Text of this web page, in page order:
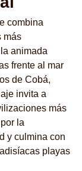
combina
más
animada
frente al mar
de Cobá,
invita a
más
la
y culmina con
playas